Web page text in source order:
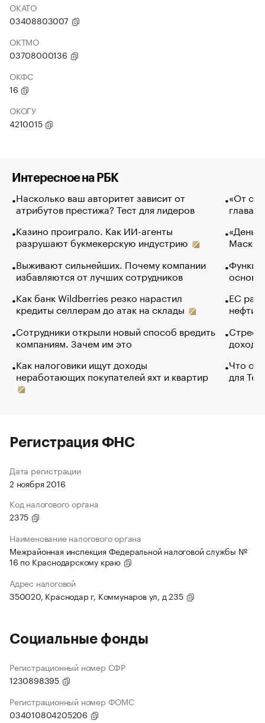
ОКАТО
03408803007
ОКТМО
03708000136
ОКФС
16
ОКОГУ
4210015
Интересное на РБК
Насколько ваш авторитет зависит от
атрибутов престижа? Тест для лидеров
Казино проиграло. Как ИИ-агенты
разрушают букмекерскую индустрию
Выживают сильнейших. Почему компании
избавляются от лучших сотрудников
Как банк Wildberries резко нарастил
кредиты селлерам до атак на склады
Сотрудники открыли новый способ вредить
компаниям. Зачем им это
Как налоговики ищут доходы
неработающих покупателей яхт и квартир
«От
глава
Маск в
основ
ЕС
нефти
Что
для
Регистрация ФНС
Дата регистрации
2 ноября 2016
Код налогового органа
2375
Наименование налогового органа
Межрайонная инспекция Федеральной налоговой службы №
16 по Краснодарскому краю
Адрес налоговой
350020, Краснодар г, Коммунаров ул, д 235
Социальные фонды
Регистрационный номер СФР
1230898395
Регистрационный номер ФОМС
034010804205206